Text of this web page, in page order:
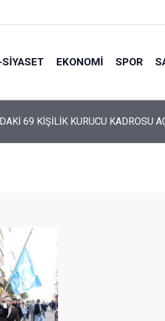
EKONOMI SPOR
KURUCU YÖNETİMİNİ AÇIKLADI